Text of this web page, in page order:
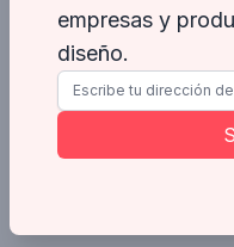
empresas y
diseño.